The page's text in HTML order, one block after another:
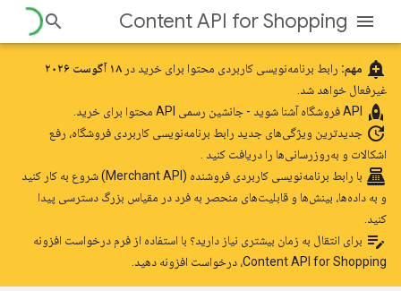
Content API for Shopping
add_alert مهم: رابط برنامه‌نویسی کاربردی محتوا برای خرید در ۱۸ آگوست ۲۰۲۶
غیرفعال خواهد شد.
rocket API فروشگاه آشنا شوید - جانشین رسمی API محتوا برای خرید.
update جدیدترین ویژگی‌های جدید رابط برنامه‌نویسی کاربردی فروشگاه، رفع
اشکالات و به‌روزرسانی‌ها را دریافت کنید
point_of_sale با رابط برنامه‌نویسی کاربردی فروشنده (Merchant API) شروع به کار کنید
و به داده‌ها، بینش‌ها و قابلیت‌های منحصر به فرد در مقیاس بزرگ دسترسی پیدا
کنید.
edit_note برای انتقال به زمان بیشتری نیاز دارید؟ با استفاده از فرم درخواست افزونه
Content API for Shopping، درخواست افزونه دهید.